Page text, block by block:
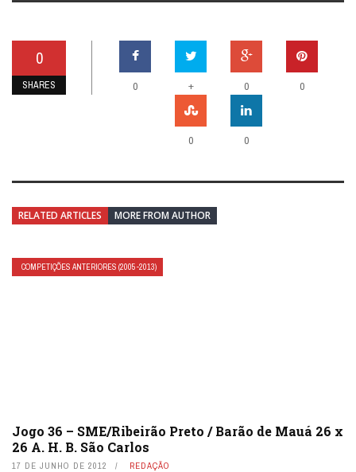
0
SHARES 0 + 0 0
0 0
RELATED ARTICLES MORE FROM AUTHOR
COMPETIÇÕES ANTERIORES (2005-2013)
Jogo 36 – SME/Ribeirão Preto / Barão de Mauá 26 x
26 A. H. B. São Carlos
17 DE JUNHO DE 2012 REDAÇÃO